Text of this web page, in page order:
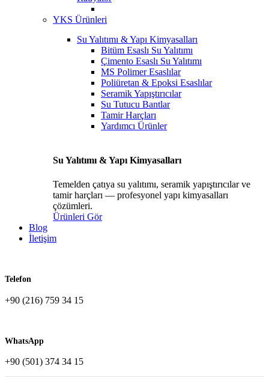
YKS Ürünleri
Su Yalıtımı & Yapı Kimyasalları
Bitüm Esaslı Su Yalıtımı
Çimento Esaslı Su Yalıtımı
MS Polimer Esaslılar
Poliüretan & Epoksi Esaslılar
Seramik Yapıştırıcılar
Su Tutucu Bantlar
Tamir Harçları
Yardımcı Ürünler
Su Yalıtımı & Yapı Kimyasalları
Temelden çatıya su yalıtımı, seramik yapıştırıcılar ve
tamir harçları — profesyonel yapı kimyasalları
çözümleri.
Ürünleri Gör
Blog
İletişim
Telefon
+90 (216) 759 34 15
WhatsApp
+90 (501) 374 34 15